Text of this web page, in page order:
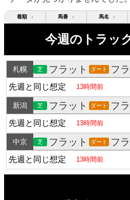
着順 ↕ 馬番 ↕ 馬名 ↕
今週のトラッ
札幌 芝 フラット ダート フ
先週と同じ想定 13時間前
新潟 芝 フラット ダート フ
先週と同じ想定 13時間前
中京 芝 フラット ダート フ
先週と同じ想定 13時間前